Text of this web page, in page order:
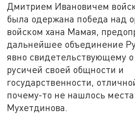
Дмитрием Ивановичем
была одержана победа над
войском хана Мамая,
дальнейшее объединение
явно свидетельствующему
русичей своей общности и
государственности,
почему-то не нашлось
Мухетдинова.